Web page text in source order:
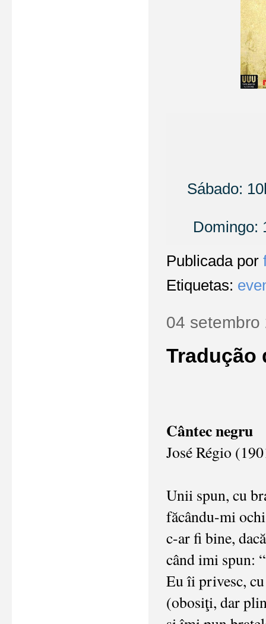
Sábado:
Domingo:
Publicada por
Etiquetas:
04 setembro
Tradução
Cântec negru
José Régio
Unii spun, cu
făcându-mi
c-ar fi bine,
când imi spun:
Eu îi privesc,
(obosiţi, dar